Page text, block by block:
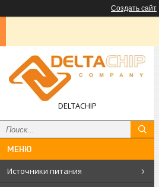
Создать сайт
DELTACHIP
Источники питания